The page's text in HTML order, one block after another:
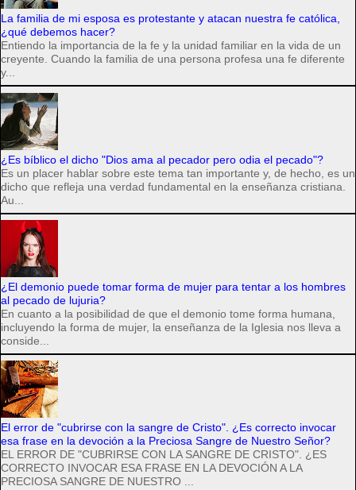
La familia de mi esposa es protestante y atacan nuestra fe católica,
¿qué debemos hacer?
Entiendo la importancia de la fe y la unidad familiar en la vida de un
creyente. Cuando la familia de una persona profesa una fe diferente
y...
¿Es bíblico el dicho "Dios ama al pecador pero odia el pecado"?
Es un placer hablar sobre este tema tan importante y, de hecho, es un
dicho que refleja una verdad fundamental en la enseñanza cristiana.
Au...
¿El demonio puede tomar forma de mujer para tentar a los hombres
al pecado de lujuria?
En cuanto a la posibilidad de que el demonio tome forma humana,
incluyendo la forma de mujer, la enseñanza de la Iglesia nos lleva a
conside...
El error de "cubrirse con la sangre de Cristo". ¿Es correcto invocar
esa frase en la devoción a la Preciosa Sangre de Nuestro Señor?
EL ERROR DE "CUBRIRSE CON LA SANGRE DE CRISTO". ¿ES
CORRECTO INVOCAR ESA FRASE EN LA DEVOCIÓN A LA
PRECIOSA SANGRE DE NUESTRO ...